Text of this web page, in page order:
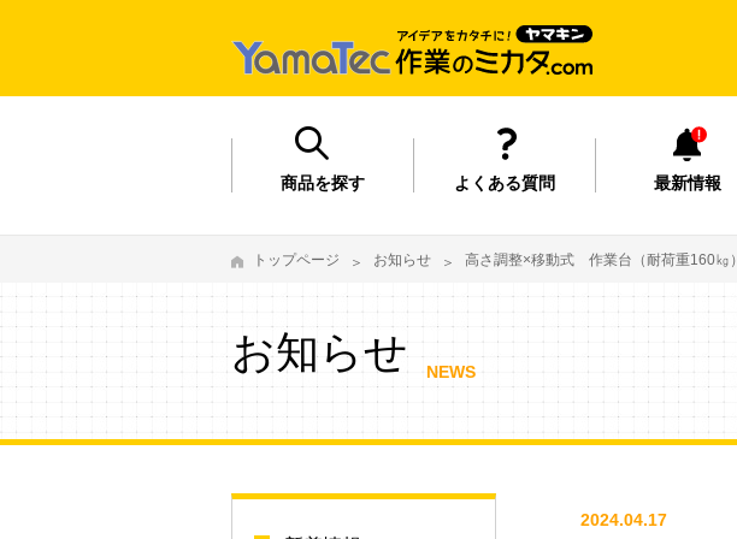
商品を探す よくある質問 最新情報
トップページ お知らせ 高さ調整×移動式 作業台（耐荷重160㎏）
お知らせ NEWS
2024.04.17